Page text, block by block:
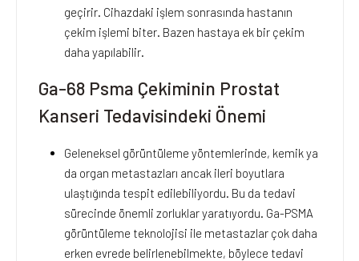
geçirir. Cihazdaki işlem sonrasında hastanın
çekim işlemi biter. Bazen hastaya ek bir çekim
daha yapılabilir.
Ga-68 Psma Çekiminin Prostat
Kanseri Tedavisindeki Önemi
Geleneksel görüntüleme yöntemlerinde, kemik ya
da organ metastazları ancak ileri boyutlara
ulaştığında tespit edilebiliyordu. Bu da tedavi
sürecinde önemli zorluklar yaratıyordu. Ga-PSMA
görüntüleme teknolojisi ile metastazlar çok daha
erken evrede belirlenebilmekte, böylece tedavi